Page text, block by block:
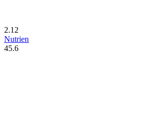
2.12
Nutrien
45.6